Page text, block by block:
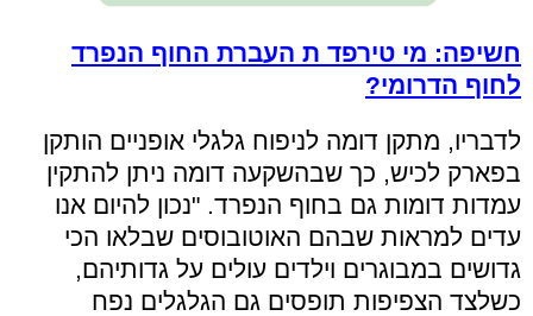
חשיפה: מי טירפד ת העברת החוף הנפרד
לחוף הדרומי?
לדבריו, מתקן דומה לניפוח גלגלי אופניים הותקן
בפארק לכיש, כך שבהשקעה דומה ניתן להתקין
עמדות דומות גם בחוף הנפרד. "נכון להיום אנו
עדים למראות שבהם האוטובוסים שבלאו הכי
גדושים במבוגרים וילדים עולים על גדותיהם,
כשלצד הצפיפות תופסים גם הגלגלים נפח